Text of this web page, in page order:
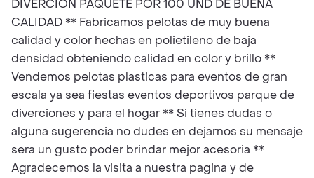
DIVERCION PAQUETE POR 100 UND DE BUENA
CALIDAD ** Fabricamos pelotas de muy buena
calidad y color hechas en polietileno de baja
densidad obteniendo calidad en color y brillo **
Vendemos pelotas plasticas para eventos de gran
escala ya sea fiestas eventos deportivos parque de
diverciones y para el hogar ** Si tienes dudas o
alguna sugerencia no dudes en dejarnos su mensaje
sera un gusto poder brindar mejor acesoria **
Agradecemos la visita a nuestra pagina y de